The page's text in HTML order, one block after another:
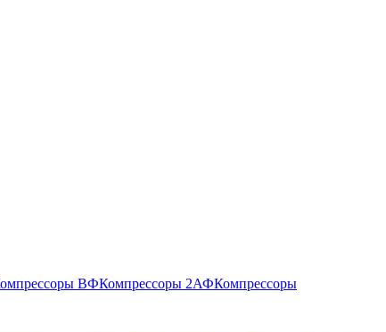
ВФКомпрессоры 2АФКомпрессоры